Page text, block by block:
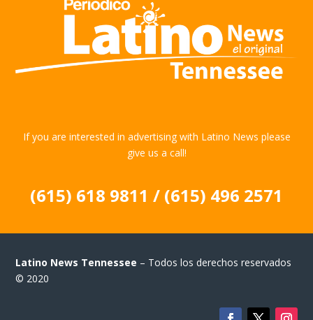
If you are interested in advertising with Latino News please
give us a call!
(615) 618 9811 / (615) 496 2571
Latino News Tennessee – Todos los derechos reservados
© 2020